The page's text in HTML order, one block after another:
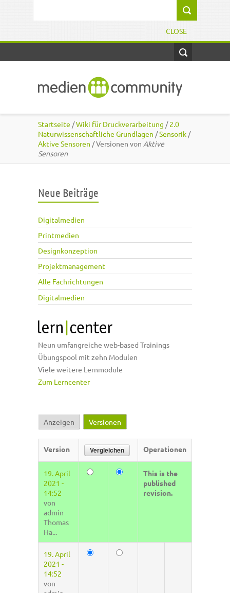
CLOSE
Startseite /Wiki für Druckverarbeitung /2.0
Naturwissenschaftliche Grundlagen /Sensorik /
Aktive Sensoren / Versionen von Aktive
Sensoren
Neue Beiträge
Digitalmedien
Printmedien
Designkonzeption
Projektmanagement
Alle Fachrichtungen
Digitalmedien
Neun umfangreiche web-based Trainings
Übungspool mit zehn Modulen
Viele weitere Lernmodule
Zum Lerncenter
Haupt-Reiter
Anzeigen Versionen
Version Operationen
19. April
2021 -
14:52
von
admin
Thomas
Ha...
This is the
published
revision.
19. April
2021 -
14:52
von